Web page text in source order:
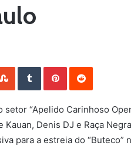
StumbleUpon Tumblr Pinterest
“Apelido Carinhoso
Denis DJ e Raça
para a estreia do “Buteco”